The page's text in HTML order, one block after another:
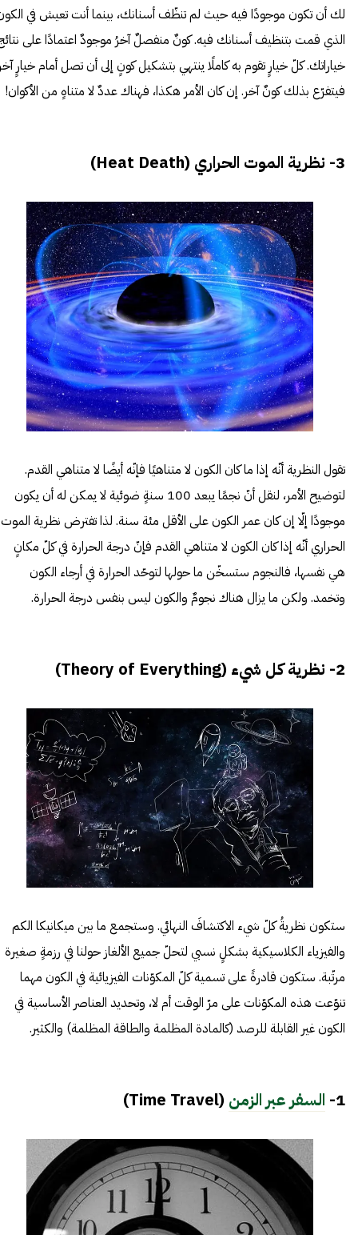
لك أن تكون موجودًا فيه حيث لم تنظّف أسنانك، بينما أنت تعيش في
الذي قمت بتنظيف أسنانك فيه. كونٌ منفصلٌ آخرُ موجودٌ اعتمادًا على
خياراتك. كلّ خيارٍ تقوم به كاملًا ينتهي بتشكيل كونٍ إلى أن تصل أمام خيارٍ
فيتفرّع بذلك كونٌ آخر. إن كان الأمر هكذا، فهناك عددٌ لا متناهٍ من الأكوان!
3- نظرية الموت الحراري (Heat Death)
تقول النظرية أنّه إذا ما كان الكون لا متناهيًا فإنّه أيضًا لا متناهي القدم.
لتوضيح الأمر، لنقل أنّ نجمًا يبعد 100 سنةٍ ضوئية لا يمكن له أن يكون
موجودًا إلّا إن كان عمر الكون على الأقل مئة سنة. لذا تفترض نظرية الموت
الحراري أنّه إذا كان الكون لا متناهي القدم فإنّ درجة الحرارة في كلّ مكانٍ
هي نفسها، فالنجوم ستسخّن ما حولها لتوحّد الحرارة في أرجاء الكون
وتخمد. ولكن ما يزال هناك نجومٌ والكون ليس بنفس درجة الحرارة.
2- نظرية كل شيء (Theory of Everything)
ستكون نظريةُ كلّ شيء الاكتشافَ النهائي. وستجمع ما بين ميكانيكا الكم
والفيزياء الكلاسيكية بشكلٍ نسبي لتحلّ جميع الألغاز حولنا في رزمةٍ صغيرة
مرتّبة. ستكون قادرةً على تسمية كلّ المكوّنات الفيزيائية في الكون مهما
تنوّعت هذه المكوّنات على مرّ الوقت أم لا، وتحديد العناصر الأساسية في
الكون غير القابلة للرصد (كالمادة المظلمة والطاقة المظلمة) والكثير.
1- السفر عبر الزمن (Time Travel)